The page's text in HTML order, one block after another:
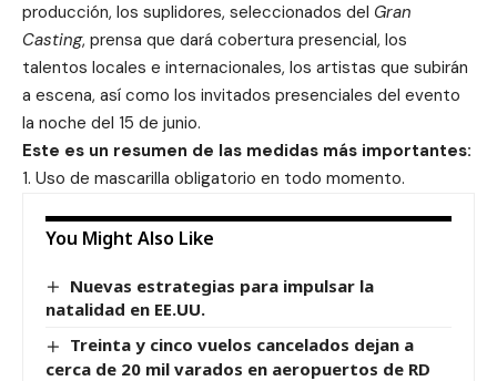
producción, los suplidores, seleccionados del Gran
Casting, prensa que dará cobertura presencial, los
talentos locales e internacionales, los artistas que subirán
a escena, así como los invitados presenciales del evento
la noche del 15 de junio.
Este es un resumen de las medidas más importantes:
1. Uso de mascarilla obligatorio en todo momento.
You Might Also Like
Nuevas estrategias para impulsar la
natalidad en EE.UU.
Treinta y cinco vuelos cancelados dejan a
cerca de 20 mil varados en aeropuertos de RD